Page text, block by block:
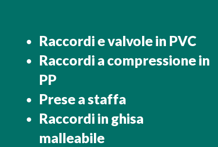
Raccordi e valvole in PVC
Raccordi a compressione in
PP
Prese a staffa
Raccordi in ghisa
malleabile